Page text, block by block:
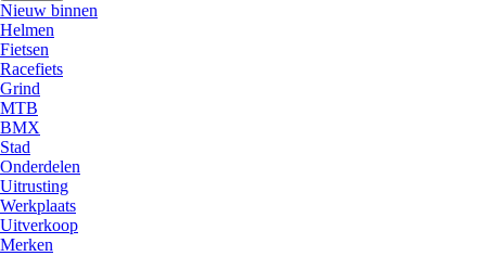
Nieuw binnen
Helmen
Fietsen
Racefiets
Grind
MTB
BMX
Stad
Onderdelen
Uitrusting
Werkplaats
Uitverkoop
Merken